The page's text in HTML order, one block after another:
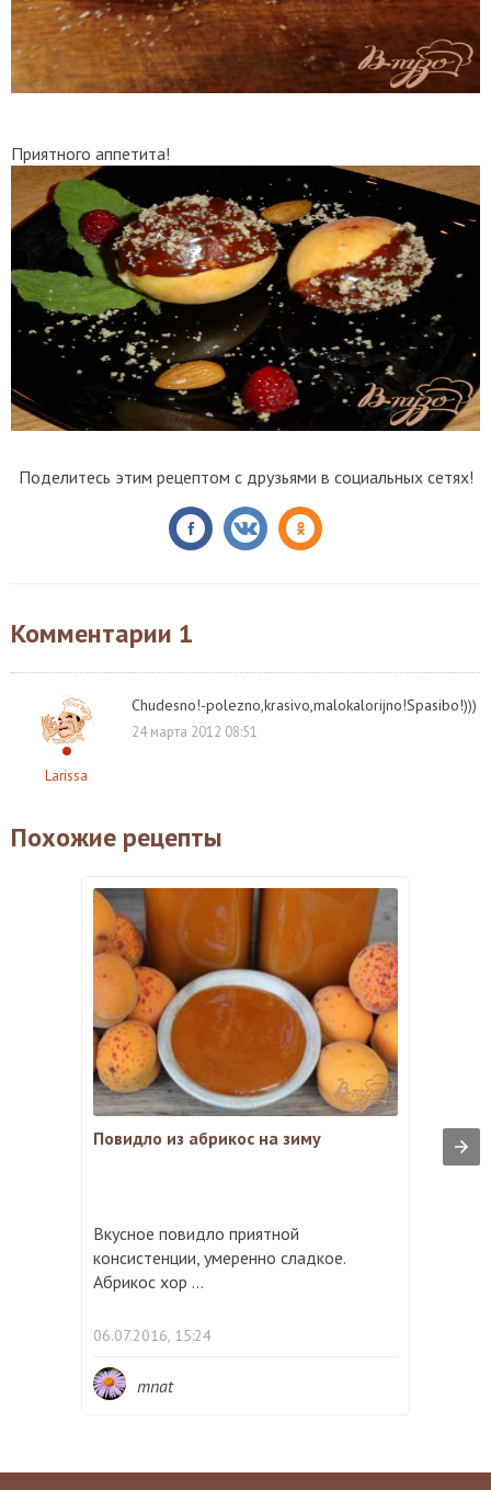
Приятного аппетита!
Поделитесь этим рецептом с друзьями в социальных сетях!
Комментарии 1
Larissa
Chudesno!-polezno,krasivo,malokalorijno!Spasibo!)))
24 марта 2012 08:51
Похожие рецепты
Повидло из абрикос на зиму
Вкусное повидло приятной
консистенции, умеренно сладкое.
Абрикос хор ...
06.07.2016, 15:24
mnat